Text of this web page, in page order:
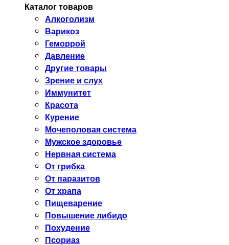
Каталог товаров
Алкоголизм
Варикоз
Геморрой
Давление
Другие товары
Зрение и слух
Иммунитет
Красота
Курение
Мочеполовая система
Мужское здоровье
Нервная система
От грибка
От паразитов
От храпа
Пищеварение
Повышение либидо
Похудение
Псориаз